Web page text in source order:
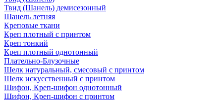
Твид (Шанель) демисезонный
Шанель летняя
Креповые ткани
Креп плотный с принтом
Креп тонкий
Креп плотный однотонный
Плательно-Блузочные
Шелк натуральный, смесовый с принтом
Шелк искусственный с принтом
Шифон, Креп-шифон однотонный
Шифон, Креп-шифон с принтом